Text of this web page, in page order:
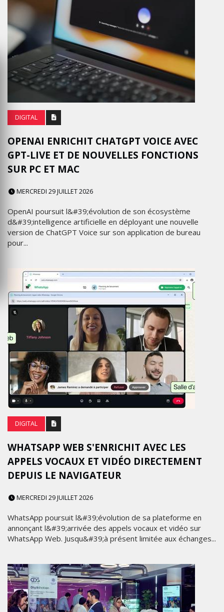
DIGITAL
OPENAI ENRICHIT CHATGPT VOICE AVEC
GPT-LIVE ET DE NOUVELLES FONCTIONS
SUR PC ET MAC
MERCREDI 29 JUILLET 2026
OpenAI poursuit l&#39;évolution de son écosystème
d&#39;intelligence artificielle en déployant une nouvelle
version de ChatGPT Voice sur son application de bureau
pour...
DIGITAL
WHATSAPP WEB S'ENRICHIT AVEC LES
APPELS VOCAUX ET VIDÉO DIRECTEMENT
DEPUIS LE NAVIGATEUR
MERCREDI 29 JUILLET 2026
WhatsApp poursuit l&#39;évolution de sa plateforme en
annonçant l&#39;arrivée des appels vocaux et vidéo sur
WhatsApp Web. Jusqu&#39;à présent limitée aux échanges...